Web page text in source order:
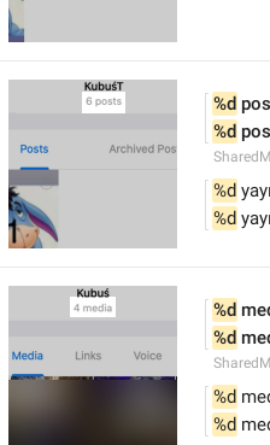
%d
%d
%d
%d
%d
%d
%d
%d